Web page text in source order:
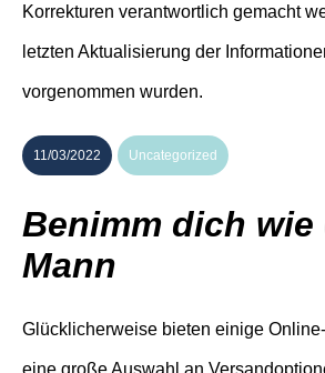
Korrekturen verantwortlich gemacht
letzten Aktualisierung der
vorgenommen wurden.
11/03/2022 Uncategorized
Benimm dich wie
Mann
Glücklicherweise bieten einige